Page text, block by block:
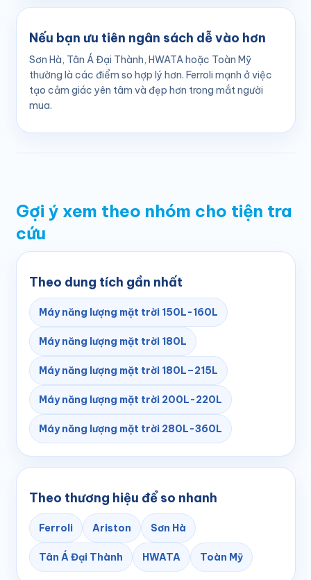
Nếu bạn ưu tiên ngân sách dễ vào hơn
Sơn Hà, Tân Á Đại Thành, HWATA hoặc Toàn Mỹ
thường là các điểm so hợp lý hơn. Ferroli mạnh ở việc
tạo cảm giác yên tâm và đẹp hơn trong mắt người
mua.
Gợi ý xem theo nhóm cho tiện tra
cứu
Theo dung tích gần nhất
Máy năng lượng mặt trời 150L-160L
Máy năng lượng mặt trời 180L
Máy năng lượng mặt trời 180L–215L
Máy năng lượng mặt trời 200L-220L
Máy năng lượng mặt trời 280L-360L
Theo thương hiệu để so nhanh
Ferroli Ariston Sơn Hà
Tân Á Đại Thành HWATA Toàn Mỹ